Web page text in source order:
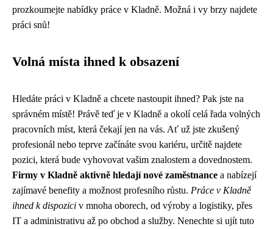
prozkoumejte nabídky práce v Kladně. Možná i vy brzy najdete
práci snů!
Volná místa ihned k obsazení
Hledáte práci v Kladně a chcete nastoupit ihned? Pak jste na
správném místě! Právě teď je v Kladně a okolí celá řada volných
pracovních míst, která čekají jen na vás. Ať už jste zkušený
profesionál nebo teprve začínáte svou kariéru, určitě najdete
pozici, která bude vyhovovat vašim znalostem a dovednostem.
Firmy v Kladně aktivně hledají nové zaměstnance a nabízejí
zajímavé benefity a možnost profesního růstu. Práce v Kladně
ihned k dispozici v mnoha oborech, od výroby a logistiky, přes
IT a administrativu až po obchod a služby. Nenechte si ujít tuto